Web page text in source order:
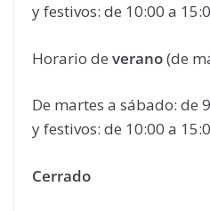
y festivos: de 10:00 a
Horario de verano(de
De martes a sábado: de
y festivos: de 10:00 a
Cerrado